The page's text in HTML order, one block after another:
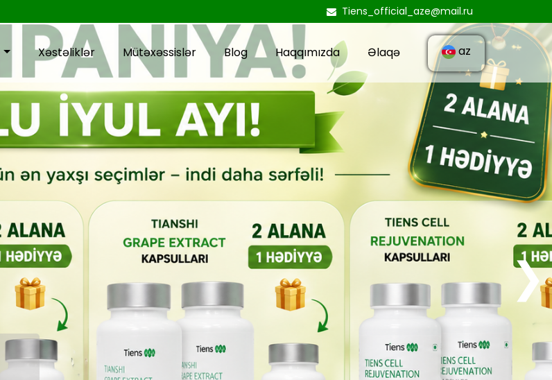
Tiens_official_aze@mail.ru
Xəstəliklər Mütəxəssislər Blog Haqqımızda Əlaqə az
❯